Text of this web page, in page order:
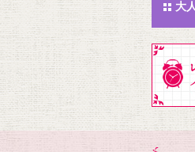
大